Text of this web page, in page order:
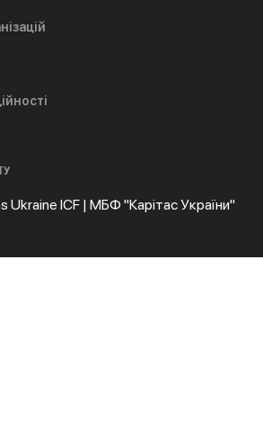
ICF | МБФ "Карітас України"